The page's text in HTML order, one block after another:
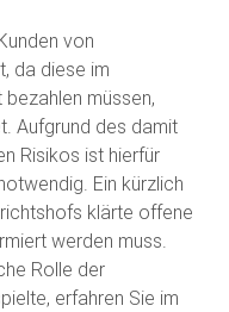
von
da diese im
müssen,
Aufgrund des damit
Risikos ist hierfür
Ein kürzlich
klärte offene
werden muss.
Rolle der
erfahren Sie im